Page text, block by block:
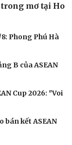
mơ tại Ho
Phong Phú Hà
B của ASEAN
Cup 2026: "Voi
bán kết ASEAN